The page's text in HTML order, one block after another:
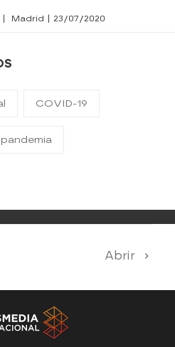
| Madrid | 23/07/2020
COVID-19
pandemia
Abrir
El Hormiguero
Pasapalabra